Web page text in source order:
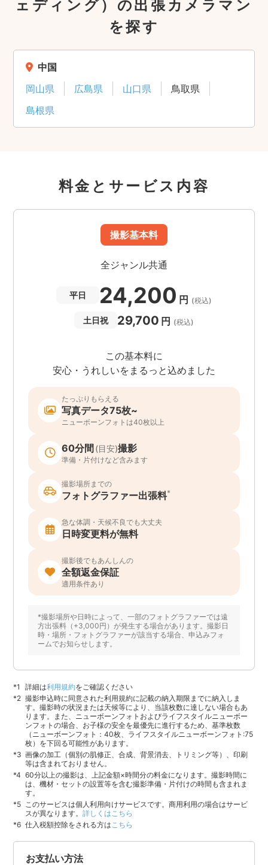
ェディング）の出張カメラマン
を探す
中国
岡山県
広島県 山口県
鳥取県
島根県
料金とサービス内容
撮影基本料
全ジャンル共通
平日 24,200 円 (税込)
土日祝 29,700 円 (税込)
この基本料に
安心・うれしいをまるっと込めました
たっぷりもらえる
写真データ75枚~
ニューボーンフォトは40枚以上
60分間 (目安)撮影
準備・片付けなど含みます
撮影場所までの
フォトグラファー出張料*
急な体調・天候不良でも大丈夫
日時変更料が無料
撮影後でもあんしんの
全額返金保証
適用条件あり
*撮影場所や日時によって、一部のフォトグラファーでは遠
方出張料（+3,000円）が発生する場合があります。撮影日
時・場所・フォトグラファーが該当する場合、申込みフォ
ームでお知らせします。
詳細は利用規約をご確認ください
撮影申込時に同意された利用規約に記載の納入期限までに納入しま
す。撮影時の状況または天候等により、当該枚数に達しない場合もあ
ります。また、ニューボーンフォトおよびライフスタイルニューボー
ンフォトの場合、お子様の安全を最優先に進行するため、基準枚数
（ニューボーンフォト：40枚、ライフスタイルニューボーンフォト:75
枚）を下回る可能性があります。
画像の加工（個別の肌修正、合成、背景消去、トリミング等）、印刷
等は含まれておりません。
60分以上の撮影は、上記金額×時間分の料金になります。撮影時間に
は、機材・セットの設置等を含む撮影準備・片付けの時間も含まれま
す。
このサービスは個人利用向けサービスです。商用利用の場合はサービ
スが異なります。詳しくはこちら
仕入税額控除をされる方は こちら
お支払い方法